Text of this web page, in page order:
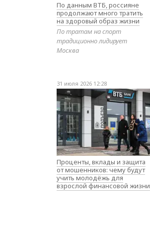
По данным ВТБ, россияне
продолжают много тратить
на здоровый образ жизни
По тратам на спорт
традиционно лидирует
Москва
31 июля 2026 12:28
Проценты, вклады и защита
от мошенников: чему будут
учить молодёжь для
взрослой финансовой жизни